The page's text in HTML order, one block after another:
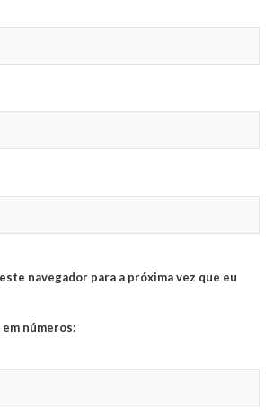
navegador para a próxima vez que eu
números: